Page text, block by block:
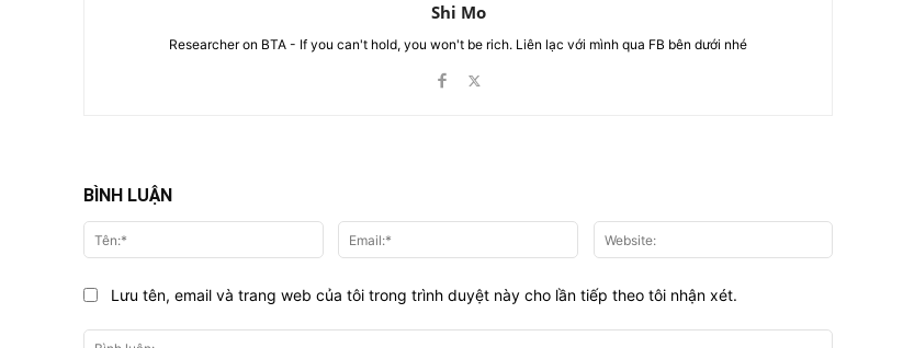
Shi Mo
Researcher on BTA - If you can't hold, you won't be rich. Liên lạc với mình qua FB bên dưới nhé
BÌNH LUẬN
Tên:* Email:*
Lưu tên, email và trang web của tôi trong trình duyệt này cho lần tiếp theo tôi nhận xét.